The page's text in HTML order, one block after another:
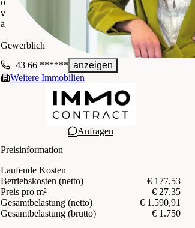
Preisinformation
Laufende Kosten
Betriebskosten (netto)
€ 177,53
Preis pro m²
€ 27,35
Gesamtbelastung (netto)
€ 1.590,91
Gesamtbelastung (brutto)
€ 1.750
v
a
IMMOcontract Immobilien Vermittlung GmbH
Gewerblich
+43 66 ****** anzeigen
Weitere Immobilien
Anfragen